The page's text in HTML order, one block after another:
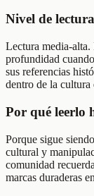
Nivel de lectura
Lectura media-alta.
profundidad
sus referencias
dentro de la cultura
Por qué leerlo
Porque sigue
cultural y
comunidad
marcas duraderas